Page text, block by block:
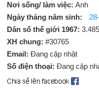
Nơi sống/ làm việc: Anh
Ngày tháng năm sinh:
Dân số thế giới 1967:
XH chung: #30765
Email: Đang cập nhật
Số điện thoại: Đang cập